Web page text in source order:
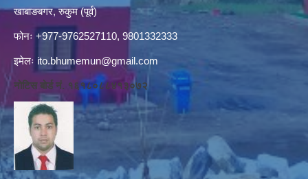
खाबाङबगर, रुकुम (पूर्व)
फोनः +977-9762527110, 9801332333
इमेलः ito.bhumemun@gmail.com
नोटिस बोर्ड नं. १६१८०८८४१३०७२